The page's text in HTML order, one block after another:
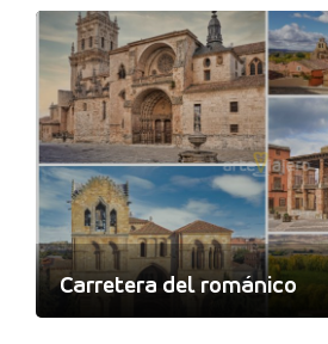
Carretera del románico